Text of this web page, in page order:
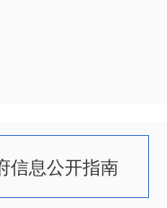
信息公开指南